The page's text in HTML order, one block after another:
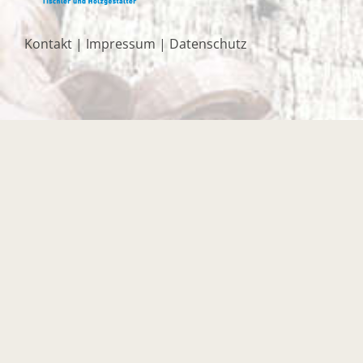
Kontakt | Impressum | Datenschutz